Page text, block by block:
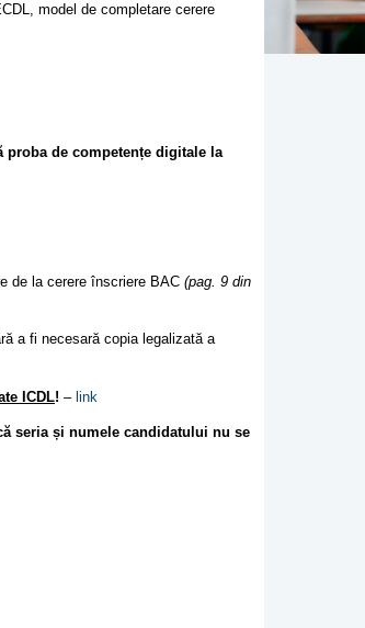
model de completare cerere
proba de competențe digitale la
de la cerere înscriere BAC (pag. 9 din
a fi necesară copia legalizată a
ICDL! – link
seria și numele candidatului nu se